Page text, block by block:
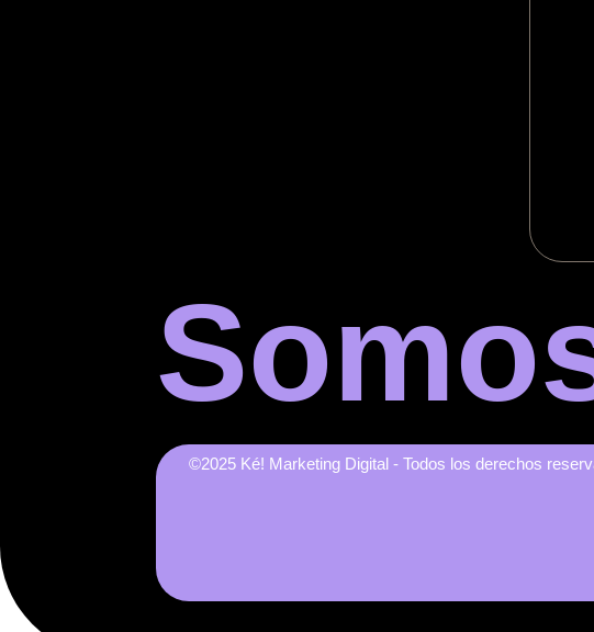
©2025 Ké! Marketing Digital - Todos los derechos